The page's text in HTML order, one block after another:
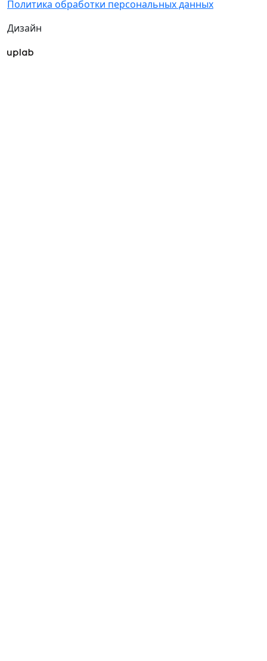
Политика обработки персональных данных
Дизайн